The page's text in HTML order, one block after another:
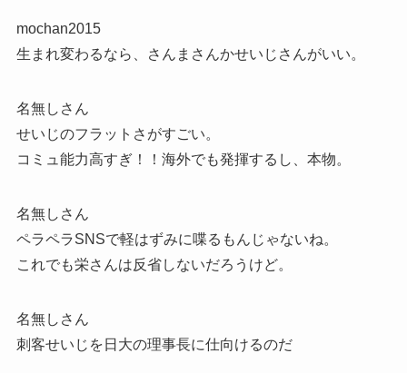
mochan2015
生まれ変わるなら、さんまさんかせいじさんがいい。
名無しさん
せいじのフラットさがすごい。
コミュ能力高すぎ！！海外でも発揮するし、本物。
名無しさん
ペラペラSNSで軽はずみに喋るもんじゃないね。
これでも栄さんは反省しないだろうけど。
名無しさん
刺客せいじを日大の理事長に仕向けるのだ